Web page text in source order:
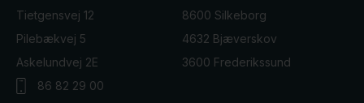
Tietgensvej 12
8600 Silkeborg
Pilebækvej 5
4632 Bjæverskov
Askelundvej 2E
3600 Frederikssund
86 82 29 00